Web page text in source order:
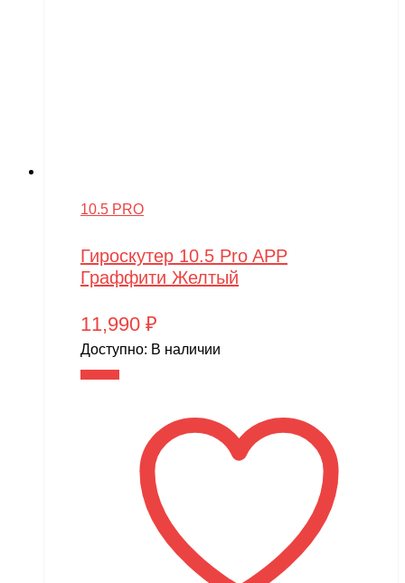
10.5 PRO
Гироскутер 10.5 Pro APP
Граффити Желтый
11,990 ₽
Доступно: В наличии